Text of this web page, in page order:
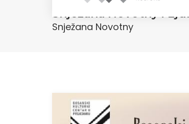
Snježana Novotny i
Snježana Novotny